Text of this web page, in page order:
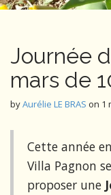
Journée
mars de
byAurélie LE BRAS on 1
Cette année
Villa Pagnon
proposer une